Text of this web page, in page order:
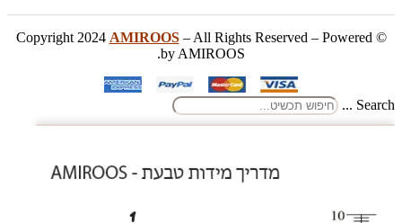
© Copyright 2024
AMIROOS– All Rights Reserved – Powered
by AMIROOS.
Search ...